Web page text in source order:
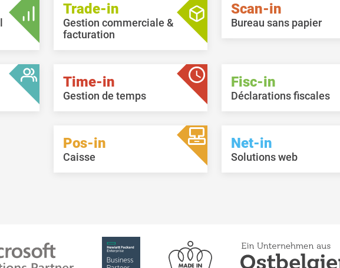
Trade-in
Gestion commerciale &
facturation
Scan-in
Bureau sans papier
Time-in
Gestion de temps
Fisc-in
Déclarations fiscales
Pos-in
Caisse
Net-in
Solutions web